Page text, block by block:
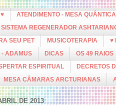
ATENDIMENTO - MESA
REGENERADOR
SEU PET
MUSICOTERAPIA ♥
- ADAMUS
DICAS OS 49 RAIOS
ESPIRITUAL
DECRETOS
MESA CÂMARAS ARCTURIANAS
DE 2013